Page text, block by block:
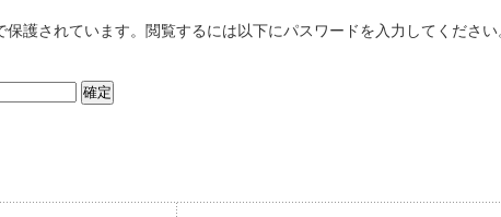
護されています。閲覧するには以下にパスワードを入力してください